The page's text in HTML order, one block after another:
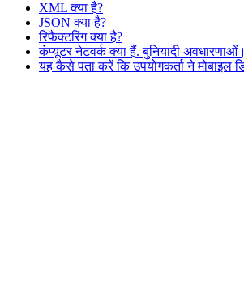
XML क्या है?
JSON क्या है?
रिफैक्टरिंग क्या है?
कंप्यूटर नेटवर्क क्या हैं. बुनियादी अवधारणाओं।
यह कैसे पता करें कि उपयोगकर्ता ने मोबाइल